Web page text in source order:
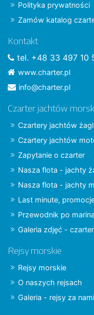
Polityka prywatności
Zamów katalog
Kontakt
tel. +48 33 497 10
www.charter.pl
info@charter.pl
Czarter jachtów
Czartery jachtów
Czartery jachtów
Zapytanie o czarter
Nasza flota - jachty
Nasza flota - jachty
Last minute,
Przewodnik po
Galeria zdjęć -
Rejsy morskie
Rejsy morskie
O naszych rejsach
Galeria - rejsy za nami